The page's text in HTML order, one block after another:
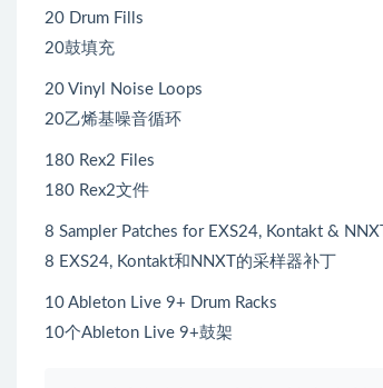
20 Drum Fills
20鼓填充
20 Vinyl Noise Loops
20乙烯基噪音循环
180 Rex2 Files
180 Rex2文件
8 Sampler Patches for EXS24, Kontakt & NNXT
8 EXS24, Kontakt和NNXT的采样器补丁
10 Ableton Live 9+ Drum Racks
10个Ableton Live 9+鼓架